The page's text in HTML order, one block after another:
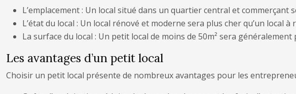
L’emplacement : Un local situé dans un quartier central et commerçant
L’état du local : Un local rénové et moderne sera plus cher qu’un local à
La surface du local : Un petit local de moins de 50m² sera
Les avantages d’un petit local
Choisir un petit local présente de nombreux avantages pour les